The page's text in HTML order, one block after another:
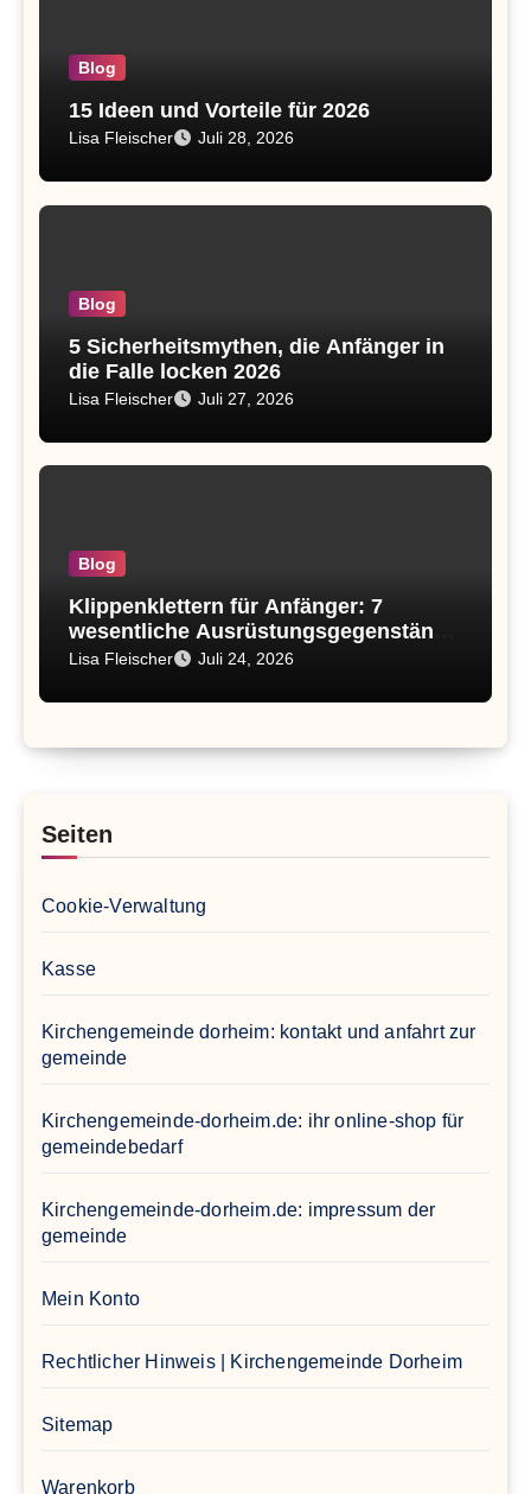
Blog
15 Ideen und Vorteile für 2026
Lisa Fleischer Juli 28, 2026
Blog
5 Sicherheitsmythen, die Anfänger in
die Falle locken 2026
Lisa Fleischer Juli 27, 2026
Blog
Klippenklettern für Anfänger: 7
wesentliche Ausrüstungsgegenstände
2026
Lisa Fleischer Juli 24, 2026
Seiten
Cookie-Verwaltung
Kasse
Kirchengemeinde dorheim: kontakt und anfahrt zur
gemeinde
Kirchengemeinde-dorheim.de: ihr online-shop für
gemeindebedarf
Kirchengemeinde-dorheim.de: impressum der
gemeinde
Mein Konto
Rechtlicher Hinweis | Kirchengemeinde Dorheim
Sitemap
Warenkorb